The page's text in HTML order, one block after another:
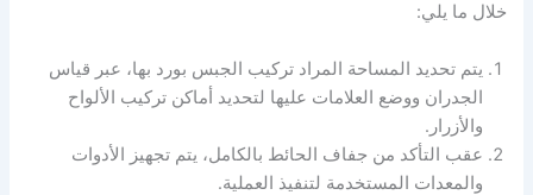
خلال ما يلي:
يتم تحديد المساحة المراد تركيب الجبس بورد بها، عبر قياس
الجدران ووضع العلامات عليها لتحديد أماكن تركيب الألواح
والأزرار.
عقب التأكد من جفاف الحائط بالكامل، يتم تجهيز الأدوات
والمعدات المستخدمة لتنفيذ العملية.